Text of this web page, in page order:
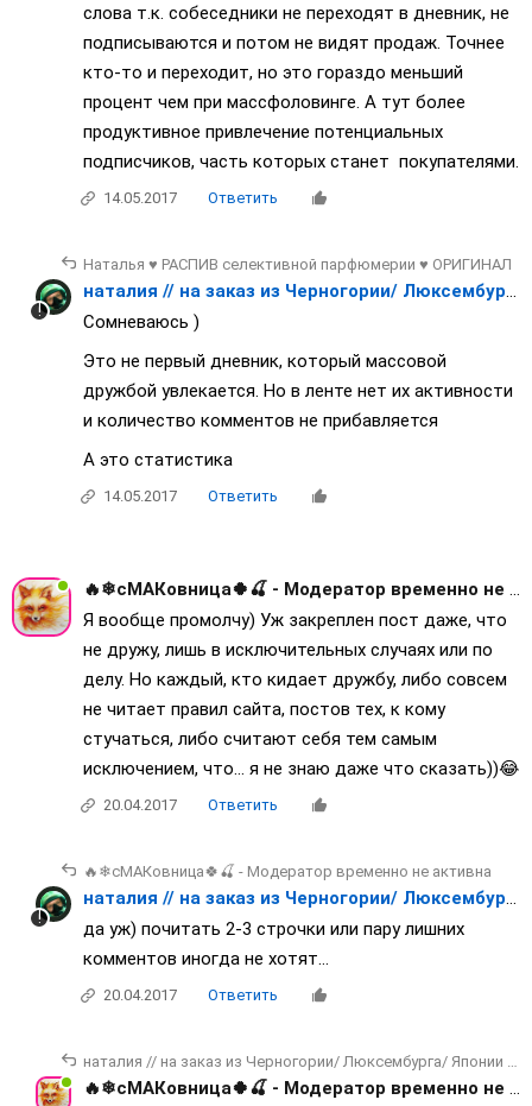
слова т.к. собеседники не переходят в дневник, не
подписываются и потом не видят продаж. Точнее
кто-то и переходит, но это гораздо меньший
процент чем при массфоловинге. А тут более
продуктивное привлечение потенциальных
подписчиков, часть которых станет покупателями.
14.05.2017 Ответить
Наталья ♥ РАСПИВ селективной парфюмерии ♥ ОРИГИНАЛ
Сомневаюсь )
Это не первый дневник, который массовой
дружбой увлекается. Но в ленте нет их активности
и количество комментов не прибавляется
А это статистика
14.05.2017 Ответить
Я вообще промолчу) Уж закреплен пост даже, что
не дружу, лишь в исключительных случаях или по
делу. Но каждый, кто кидает дружбу, либо совсем
не читает правил сайта, постов тех, к кому
стучаться, либо считают себя тем самым
исключением, что... я не знаю даже что сказать))😂
20.04.2017 Ответить
🔥❄сМАКовница🍀🍒 - Модератор временно не активна
да уж) почитать 2-3 строчки или пару лишних
комментов иногда не хотят...
20.04.2017 Ответить